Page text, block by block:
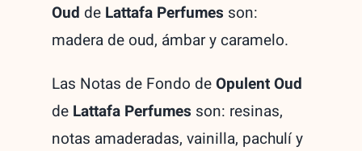
Oud de Lattafa Perfumes son:
madera de oud, ámbar y caramelo.
Las Notas de Fondo deOpulent Oud
de Lattafa Perfumes son: resinas,
notas amaderadas, vainilla, pachulí y